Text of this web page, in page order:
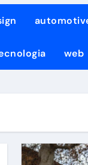
quanti top in
web